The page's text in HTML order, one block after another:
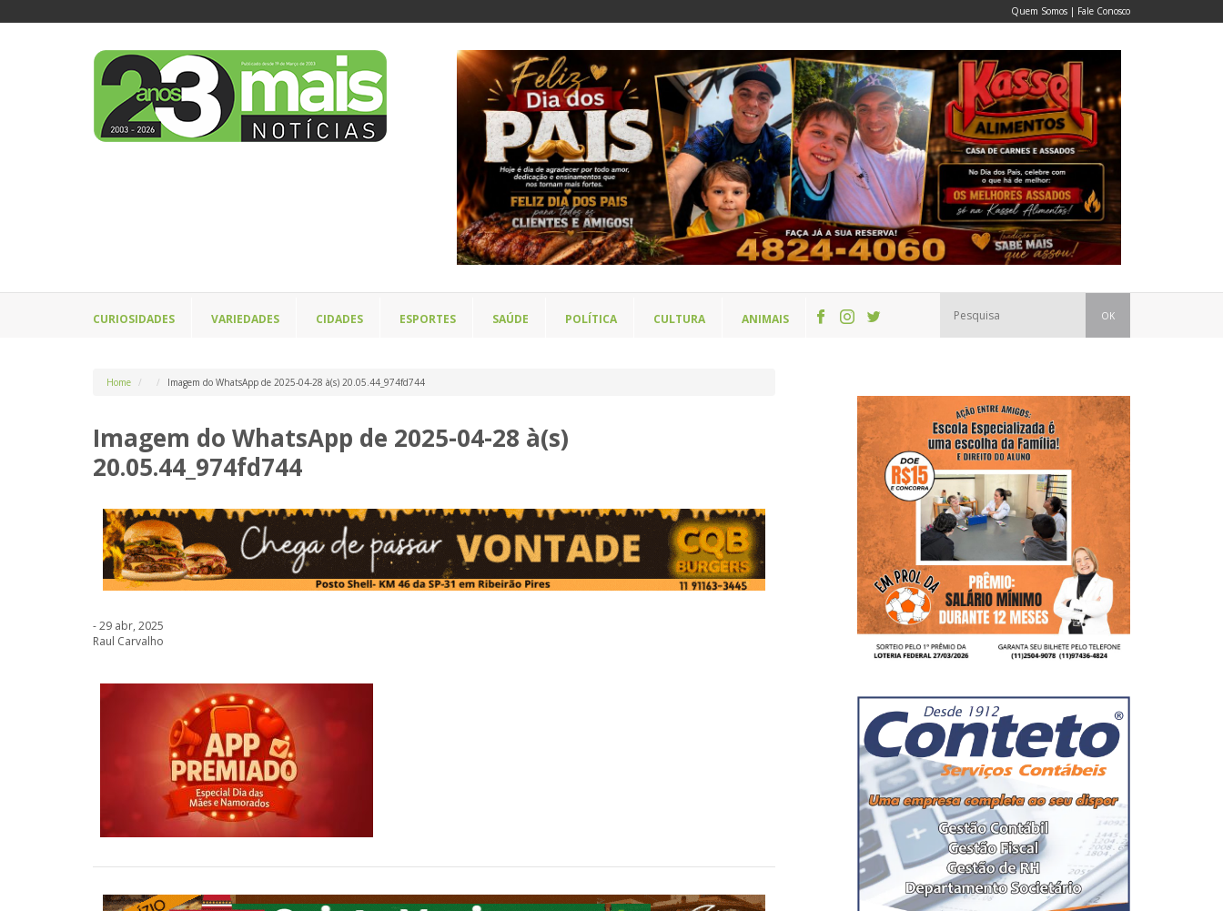
Quem Somos | Fale Conosco
CURIOSIDADES VARIEDADES CIDADES ESPORTES SAÚDE POLÍTICA CULTURA ANIMAIS OK
Home Imagem do WhatsApp de 2025-04-28 à(s) 20.05.44_974fd744
Imagem do WhatsApp de 2025-04-28 à(s)
20.05.44_974fd744
- 29 abr, 2025
Raul Carvalho